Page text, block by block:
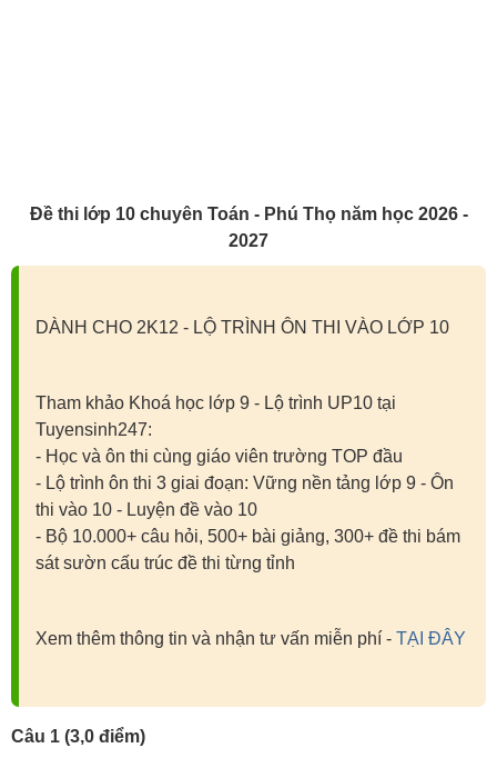
Đề thi lớp 10 chuyên Toán - Phú Thọ năm học 2026 -
2027
DÀNH CHO 2K12 - LỘ TRÌNH ÔN THI VÀO LỚP 10
Tham khảo Khoá học lớp 9 - Lộ trình UP10 tại
Tuyensinh247:
- Học và ôn thi cùng giáo viên trường TOP đầu
- Lộ trình ôn thi 3 giai đoạn: Vững nền tảng lớp 9 - Ôn
thi vào 10 - Luyện đề vào 10
- Bộ 10.000+ câu hỏi, 500+ bài giảng, 300+ đề thi bám
sát sườn cấu trúc đề thi từng tỉnh
Xem thêm thông tin và nhận tư vấn miễn phí - TẠI ĐÂY
Câu 1 (3,0 điểm)